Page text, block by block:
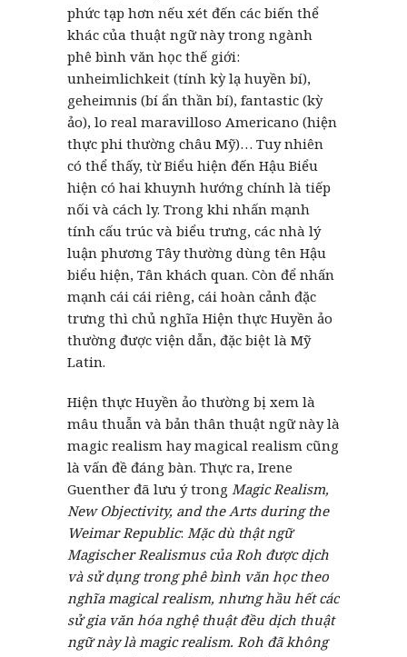
phức tạp hơn nếu xét đến các biến thể
khác của thuật ngữ này trong ngành
phê bình văn học thế giới:
unheimlichkeit (tính kỳ lạ huyền bí),
geheimnis (bí ẩn thần bí), fantastic (kỳ
ảo), lo real maravilloso Americano (hiện
thực phi thường châu Mỹ)… Tuy nhiên
có thể thấy, từ Biểu hiện đến Hậu Biểu
hiện có hai khuynh hướng chính là tiếp
nối và cách ly. Trong khi nhấn mạnh
tính cấu trúc và biểu trưng, các nhà lý
luận phương Tây thường dùng tên Hậu
biểu hiện, Tân khách quan. Còn để nhấn
mạnh cái cái riêng, cái hoàn cảnh đặc
trưng thì chủ nghĩa Hiện thực Huyền ảo
thường được viện dẫn, đặc biệt là Mỹ
Latin.
Hiện thực Huyền ảo thường bị xem là
mâu thuẫn và bản thân thuật ngữ này là
magic realism hay magical realism cũng
là vấn đề đáng bàn. Thực ra, Irene
Guenther đã lưu ý trong Magic Realism,
New Objectivity, and the Arts during the
Weimar Republic: Mặc dù thật ngữ
Magischer Realismus của Roh được dịch
và sử dụng trong phê bình văn học theo
nghĩa magical realism, nhưng hầu hết các
sử gia văn hóa nghệ thuật đều dịch thuật
ngữ này là magic realism. Roh đã không